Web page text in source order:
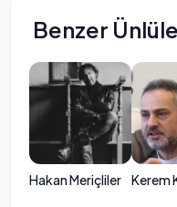
Benzer
Hakan Meriçliler Kerem